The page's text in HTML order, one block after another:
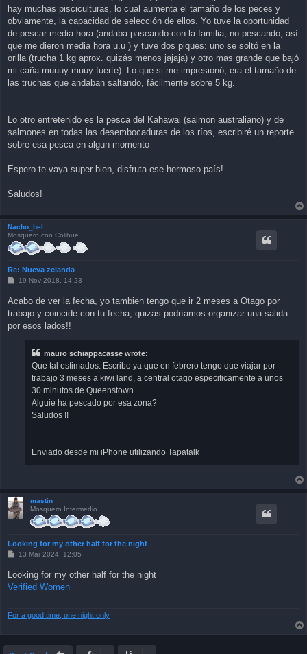
hay muchas pisciculturas, lo cual aumenta el tamaño de los peces y
obviamente, la capacidad de selección de ellos. Yo tuve la oportunidad
de pescar media hora (andaba paseando con la familia, no pescando, así
que me dieron media hora u.u ) y tuve dos piques: uno se soltó en la
orilla (trucha 1 kg aprox. quizás menos jajaja) y otro mas grande que bajó
mi caña muuuy muuy fuerte). Lo que si me impresionó, era el tamaño de
las truchas que andaban saltando, fácilmente sobre 5 kg.
Lo otro entretenido es la pesca del Kahawai (salmon australiano) y de
salmones en todas las desembocaduras de los ríos, escribiré un reporte
sobre esa pesca en algun momento-
Espero te vaya super bien, disfruta ese hermoso país!
Saludos!
Nacho_bel
Mosquero con Colihue
Re: Nueva zelanda
P
t
19 Nov 2018, 14:23
Acabo de ver la fecha, yo tambien tengo que ir 2 meses a Otago por
trabajo y coincide con tu fecha, quizás podríamos organizar una salida
por esos lados!!
mauro schiappacasse wrote:
Que tal estimados. Escribo ya que en febrero tengo que viajar por
trabajo 3 meses a kiwi land, a central otago especificamente a unos
30 minutos de Queenstown.
Alguie ha pescado por esa zona?
Saludos !!
Enviado desde mi iPhone utilizando Tapatalk
mastin
Mosquero Intermedio
Looking for my other half for the night
P
t
13 Mar 2024, 12:05
Looking for my other half for the night
Verified Women
For a good time, one night only